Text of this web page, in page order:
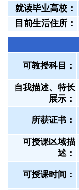
就读毕业高校：
目前生活住所：
可教授科目：
自我描述、特长
展示 ：
所获证书 ：
可授课区域描
述：
可授课时间：